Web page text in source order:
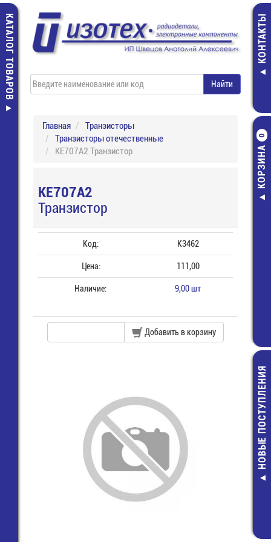
КАТАЛОГ ТОВАРОВ КОНТАКТЫ
КОРЗИНА
0
FR307НОВЫЕ ПОСТУПЛЕНИЯ
Главная
Транзисторы
Транзисторы отечественные
КЕ707А2 Транзистор
КЕ707А2
Транзистор
Код: К3462
Цена: 111,00
Наличие: 9,00 шт
Добавить в корзину